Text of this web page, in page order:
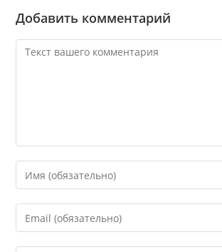
Добавить комментарий